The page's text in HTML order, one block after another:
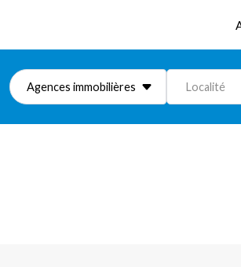
Agences immobilières Localité